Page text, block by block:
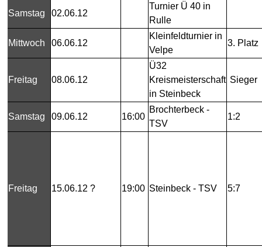
Samstag 02.06.12
Turnier Ü 40 in
Rulle
Mittwoch 06.06.12
Kleinfeldturnier in
Velpe
3. Platz
Freitag 08.06.12
Ü32
Kreismeisterschaft
in Steinbeck
Sieger
Samstag 09.06.12 16:00
Brochterbeck -
TSV
1:2
Freitag 15.06.12 ? 19:00 Steinbeck - TSV 5:7